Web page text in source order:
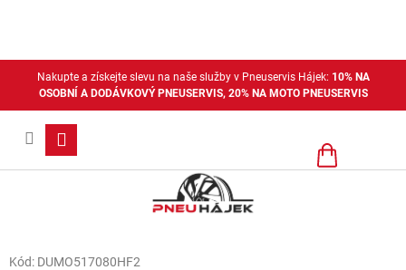
Nakupte a získejte slevu na naše služby v Pneuservis Hájek: 10% NA
OSOBNÍ A DODÁVKOVÝ PNEUSERVIS, 20% NA MOTO PNEUSERVIS
Nákupní
Kód: DUMO517080HF2